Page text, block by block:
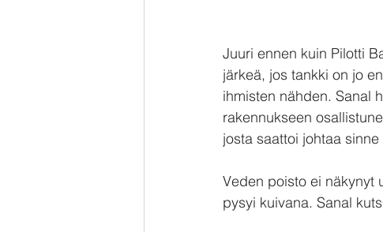
Juuri ennen kuin Pilotti
järkeä, jos tankki on jo
ihmisten nähden. Sanal
rakennukseen
josta saattoi johtaa
Veden poisto ei näkynyt
pysyi kuivana. Sanal